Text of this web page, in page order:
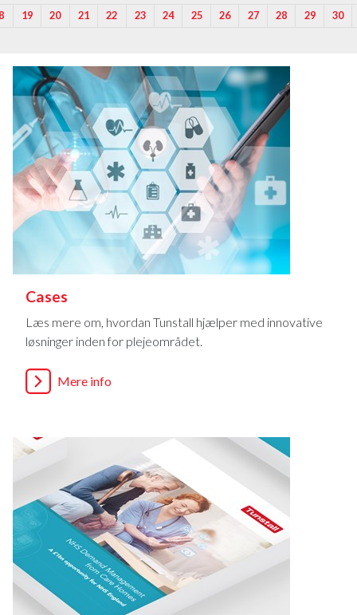
19 20 21 22 23 24 25 26 27 28 29 30
Cases
Læs mere om, hvordan Tunstall hjælper med innovative
løsninger inden for plejeområdet.
Mere info